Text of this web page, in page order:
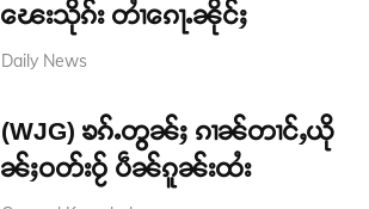
ၽေးသိုၵ်း တၢႆၵေႃႉၼိုင်ႈ
Daily News
(WJG) ၶၵ်ႉတွၼ်ႈ ၵၢၼ်တၢင်ႇယို
ၼ်ႈဝတ်းဝႂ် ပဵၼ်ၵူၼ်းထႆး